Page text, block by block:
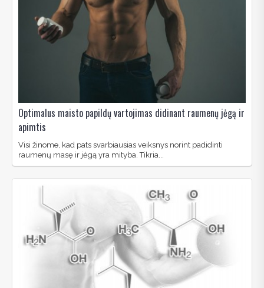
Optimalus maisto papildų vartojimas didinant raumenų jėgą ir
apimtis
Visi žinome, kad pats svarbiausias veiksnys norint padidinti
raumenų masę ir jėgą yra mityba. Tikria...